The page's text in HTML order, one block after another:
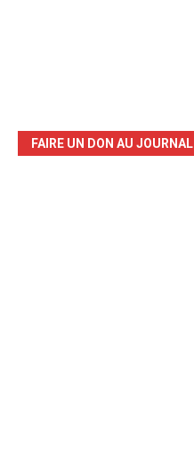
FAIRE UN DON AU JOURNAL